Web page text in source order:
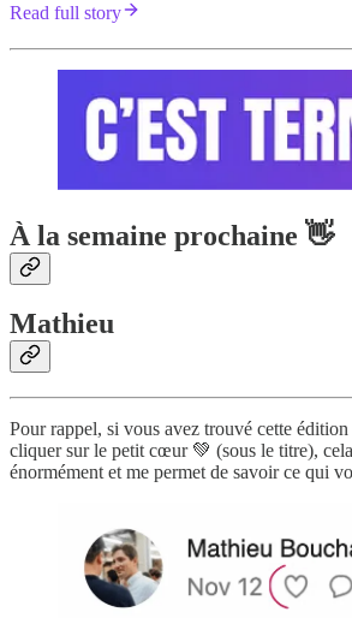
Read full story
À la semaine prochaine 👋
Mathieu
Pour rappel, si vous avez trouvé cette édition
cliquer sur le petit cœur 💚 (sous le titre),
énormément et me permet de savoir ce qui